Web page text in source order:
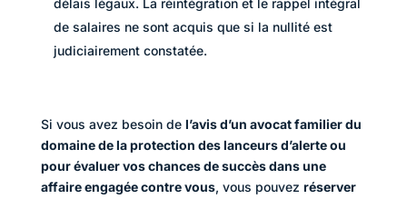
délais légaux. La réintégration et le rappel intégral
de salaires ne sont acquis que si la nullité est
judiciairement constatée.
Si vous avez besoin de l’avis d’un avocat familier du
domaine de la protection des lanceurs d’alerte ou
pour évaluer vos chances de succès dans une
affaire engagée contre vous, vous pouvez réserver